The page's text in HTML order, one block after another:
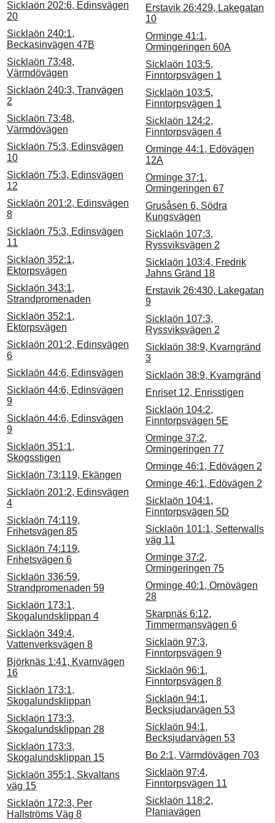
Sicklaön 202:6, Edinsvägen
20
Sicklaön 240:1,
Beckasinvägen 47B
Sicklaön 73:48,
Värmdövägen
Sicklaön 240:3, Tranvägen
2
Sicklaön 73:48,
Värmdövägen
Sicklaön 75:3, Edinsvägen
10
Sicklaön 75:3, Edinsvägen
12
Sicklaön 201:2, Edinsvägen
8
Sicklaön 75:3, Edinsvägen
11
Sicklaön 352:1,
Ektorpsvägen
Sicklaön 343:1,
Strandpromenaden
Sicklaön 352:1,
Ektorpsvägen
Sicklaön 201:2, Edinsvägen
6
Sicklaön 44:6, Edinsvägen
Sicklaön 44:6, Edinsvägen
9
Sicklaön 44:6, Edinsvägen
9
Sicklaön 351:1,
Skogsstigen
Sicklaön 73:119, Ekängen
Sicklaön 201:2, Edinsvägen
4
Sicklaön 74:119,
Frihetsvägen 85
Sicklaön 74:119,
Frihetsvägen 6
Sicklaön 336:59,
Strandpromenaden 59
Sicklaön 173:1,
Skogalundsklippan 4
Sicklaön 349:4,
Vattenverksvägen 8
Björknäs 1:41, Kvarnvägen
16
Sicklaön 173:1,
Skogalundsklippan
Sicklaön 173:3,
Skogalundsklippan 28
Sicklaön 173:3,
Skogalundsklippan 15
Sicklaön 355:1, Skvaltans
väg 15
Sicklaön 172:3, Per
Hallströms Väg 8
Erstavik 26:429, Lakegatan
10
Orminge 41:1,
Ormingeringen 60A
Sicklaön 103:5,
Finntorpsvägen 1
Sicklaön 103:5,
Finntorpsvägen 1
Sicklaön 124:2,
Finntorpsvägen 4
Orminge 44:1, Edövägen
12A
Orminge 37:1,
Ormingeringen 67
Grusåsen 6, Södra
Kungsvägen
Sicklaön 107:3,
Ryssviksvägen 2
Sicklaön 103:4, Fredrik
Jahns Gränd 18
Erstavik 26:430, Lakegatan
9
Sicklaön 107:3,
Ryssviksvägen 2
Sicklaön 38:9, Kvarngränd
3
Sicklaön 38:9, Kvarngränd
Enriset 12, Enrisstigen
Sicklaön 104:2,
Finntorpsvägen 5E
Orminge 37:2,
Ormingeringen 77
Orminge 46:1, Edövägen 2
Orminge 46:1, Edövägen 2
Sicklaön 104:1,
Finntorpsvägen 5D
Sicklaön 101:1, Setterwalls
väg 11
Orminge 37:2,
Ormingeringen 75
Orminge 40:1, Ornövägen
28
Skarpnäs 6:12,
Timmermansvägen 6
Sicklaön 97:3,
Finntorpsvägen 9
Sicklaön 96:1,
Finntorpsvägen 8
Sicklaön 94:1,
Becksjudarvägen 53
Sicklaön 94:1,
Becksjudarvägen 53
Bo 2:1, Värmdövägen 703
Sicklaön 97:4,
Finntorpsvägen 11
Sicklaön 118:2,
Planiavägen